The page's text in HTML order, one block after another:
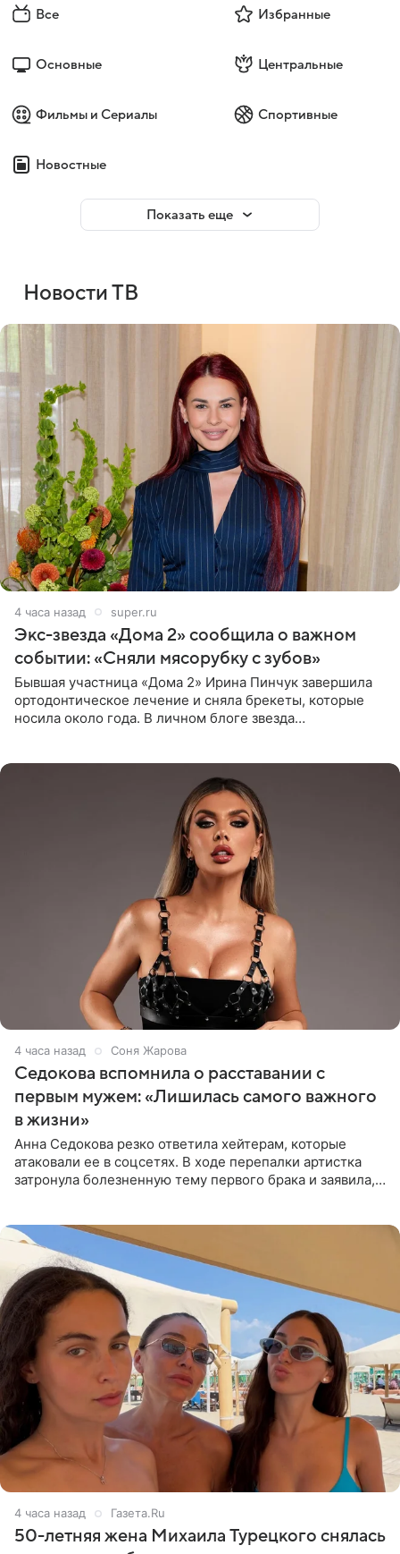
Все Избранные
Основные Центральные
Фильмы и Сериалы Спортивные
Новостные
Показать еще
Новости ТВ
4 часа назад super.ru
Экс-звезда «Дома 2» сообщила о важном
событии: «Сняли мясорубку с зубов»
Бывшая участница «Дома 2» Ирина Пинчук завершила
ортодонтическое лечение и сняла брекеты, которые
носила около года. В личном блоге звезда
4 часа назад Соня Жарова
Седокова вспомнила о расставании с
первым мужем: «Лишилась самого важного
в жизни»
Анна Седокова резко ответила хейтерам, которые
атаковали ее в соцсетях. В ходе перепалки артистка
затронула болезненную тему первого брака и заявила,
4 часа назад Газета.Ru
50-летняя жена Михаила Турецкого снялась